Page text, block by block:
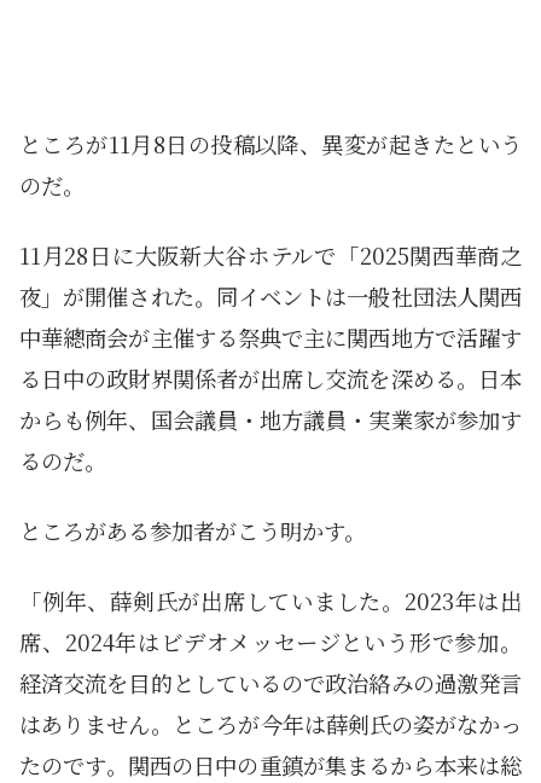
ところが11月8日の投稿以降、異変が起きたという
のだ。
11月28日に大阪新大谷ホテルで「2025関西華商之
夜」が開催された。同イベントは一般社団法人関西
中華總商会が主催する祭典で主に関西地方で活躍す
る日中の政財界関係者が出席し交流を深める。日本
からも例年、国会議員・地方議員・実業家が参加す
るのだ。
ところがある参加者がこう明かす。
「例年、薛剣氏が出席していました。2023年は出
席、2024年はビデオメッセージという形で参加。
経済交流を目的としているので政治絡みの過激発言
はありません。ところが今年は薛剣氏の姿がなかっ
たのです。関西の日中の重鎮が集まるから本来は総